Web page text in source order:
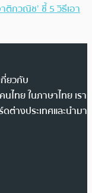
กวณิช’ ชี้ 5 วิธีเอา
ยวกับ
ไทย ในภาษาไทย เรา
ต่างประเทศและนำมา